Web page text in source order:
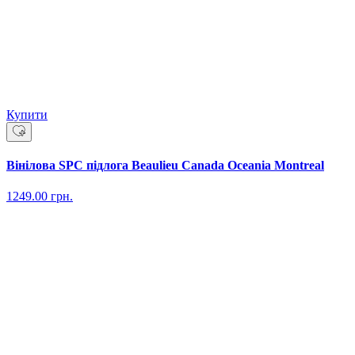
Купити
Вінілова SPC підлога Beaulieu Canada Oceania Montreal
1249.00 грн.